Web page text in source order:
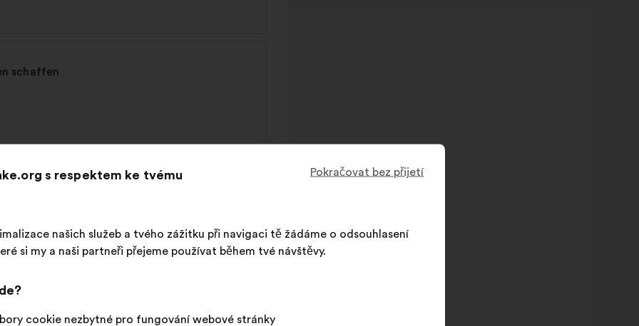
schaffen
Pokračovat bez přijetí
s respektem ke tvému
našich služeb a tvého zážitku při navigaci tě žádáme o odsouhlasení
si my a naši partneři přejeme používat během tvé návštěvy.
cookie nezbytné pro fungování webové stránky